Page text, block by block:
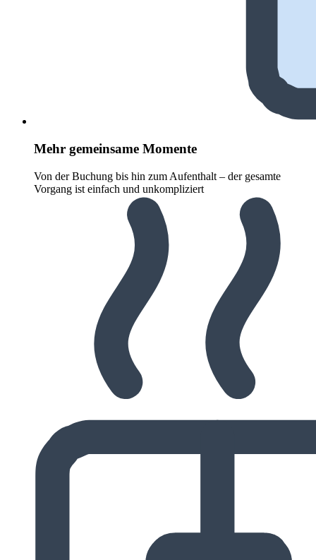
Mehr gemeinsame Momente
Von der Buchung bis hin zum Aufenthalt – der gesamte
Vorgang ist einfach und unkompliziert